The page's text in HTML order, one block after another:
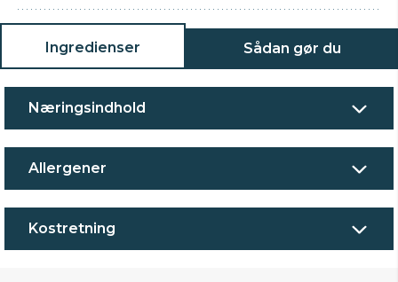
Ingredienser Sådan gør du
Næringsindhold
Allergener
Kostretning